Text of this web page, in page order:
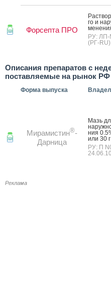
Форсепта ПРО
го и
РУ:
(РГ-
Описания препаратов с
поставляемые на рынок РФ
Форма выпуска
Мирамистин®-
Дарница
Мазь
ния
или 30 г
РУ: П
24.06.10
Реклама